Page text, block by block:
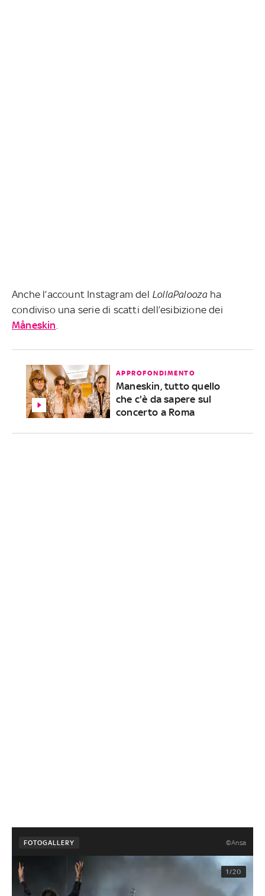
Anche l’account Instagram del LollaPaloozaha
condiviso una serie di scatti dell’esibizione dei
Måneskin.
APPROFONDIMENTO
Maneskin, tutto quello
che c'è da sapere sul
concerto a Roma
FOTOGALLERY ©Ansa
1/20